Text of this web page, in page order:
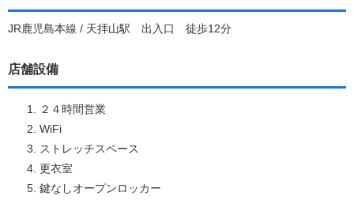
JR鹿児島本線 / 天拝山駅 出入口 徒歩12分
店舗設備
２４時間営業
WiFi
ストレッチスペース
更衣室
鍵なしオープンロッカー